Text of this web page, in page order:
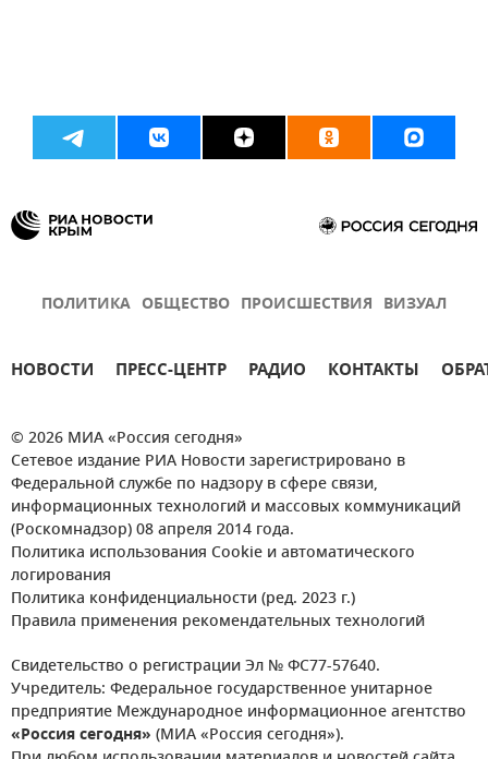
ПОЛИТИКА ОБЩЕСТВО ПРОИСШЕСТВИЯ ВИЗУАЛ
НОВОСТИ ПРЕСС-ЦЕНТР РАДИО КОНТАКТЫ
© 2026 МИА «Россия сегодня»
Сетевое издание РИА Новости зарегистрировано в
Федеральной службе по надзору в сфере связи,
информационных технологий и массовых коммуникаций
(Роскомнадзор) 08 апреля 2014 года.
Политика использования Cookie и автоматического
логирования
Политика конфиденциальности (ред. 2023 г.)
Правила применения рекомендательных технологий
Свидетельство о регистрации Эл № ФС77-57640.
Учредитель: Федеральное государственное унитарное
предприятие Международное информационное агентство
«Россия сегодня» (МИА «Россия сегодня»).